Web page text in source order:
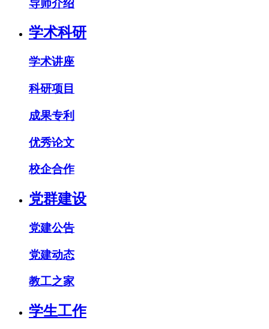
导师介绍
学术科研
学术讲座
科研项目
成果专利
优秀论文
校企合作
党群建设
党建公告
党建动态
教工之家
学生工作